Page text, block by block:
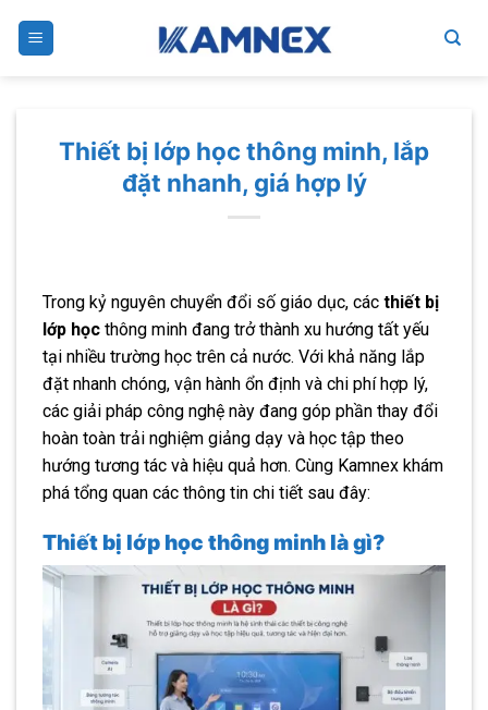
Thiết bị lớp học thông minh, lắp
đặt nhanh, giá hợp lý
Trong kỷ nguyên chuyển đổi số giáo dục, các thiết bị
lớp học thông minh đang trở thành xu hướng tất yếu
tại nhiều trường học trên cả nước. Với khả năng lắp
đặt nhanh chóng, vận hành ổn định và chi phí hợp lý,
các giải pháp công nghệ này đang góp phần thay đổi
hoàn toàn trải nghiệm giảng dạy và học tập theo
hướng tương tác và hiệu quả hơn. Cùng Kamnex khám
phá tổng quan các thông tin chi tiết sau đây:
Thiết bị lớp học thông minh là gì?